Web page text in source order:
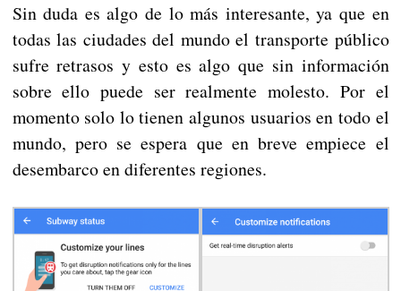
Sin duda es algo de lo más interesante, ya que en
todas las ciudades del mundo el transporte público
sufre retrasos y esto es algo que sin información
sobre ello puede ser realmente molesto. Por el
momento solo lo tienen algunos usuarios en todo el
mundo, pero se espera que en breve empiece el
desembarco en diferentes regiones.